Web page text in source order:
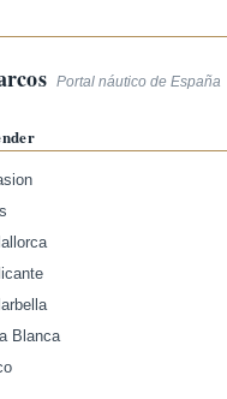
Portal náutico de España
Blanca